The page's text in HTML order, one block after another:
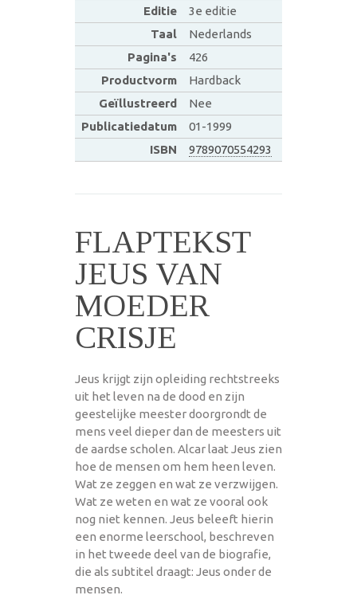
Editie
3e editie
Taal
Nederlands
Pagina's
426
Productvorm
Hardback
Geïllustreerd
Nee
Publicatiedatum
01-1999
ISBN
9789070554293
FLAPTEKST
JEUS VAN
MOEDER
CRISJE
Jeus krijgt zijn opleiding rechtstreeks
uit het leven na de dood en zijn
geestelijke meester doorgrondt de
mens veel dieper dan de meesters uit
de aardse scholen. Alcar laat Jeus zien
hoe de mensen om hem heen leven.
Wat ze zeggen en wat ze verzwijgen.
Wat ze weten en wat ze vooral ook
nog niet kennen. Jeus beleeft hierin
een enorme leerschool, beschreven
in het tweede deel van de biografie,
die als subtitel draagt: Jeus onder de
mensen.